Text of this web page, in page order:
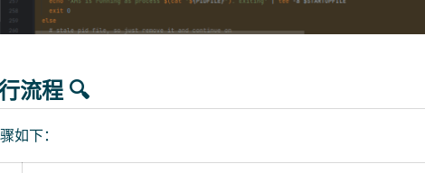
流程 🔍
如下：